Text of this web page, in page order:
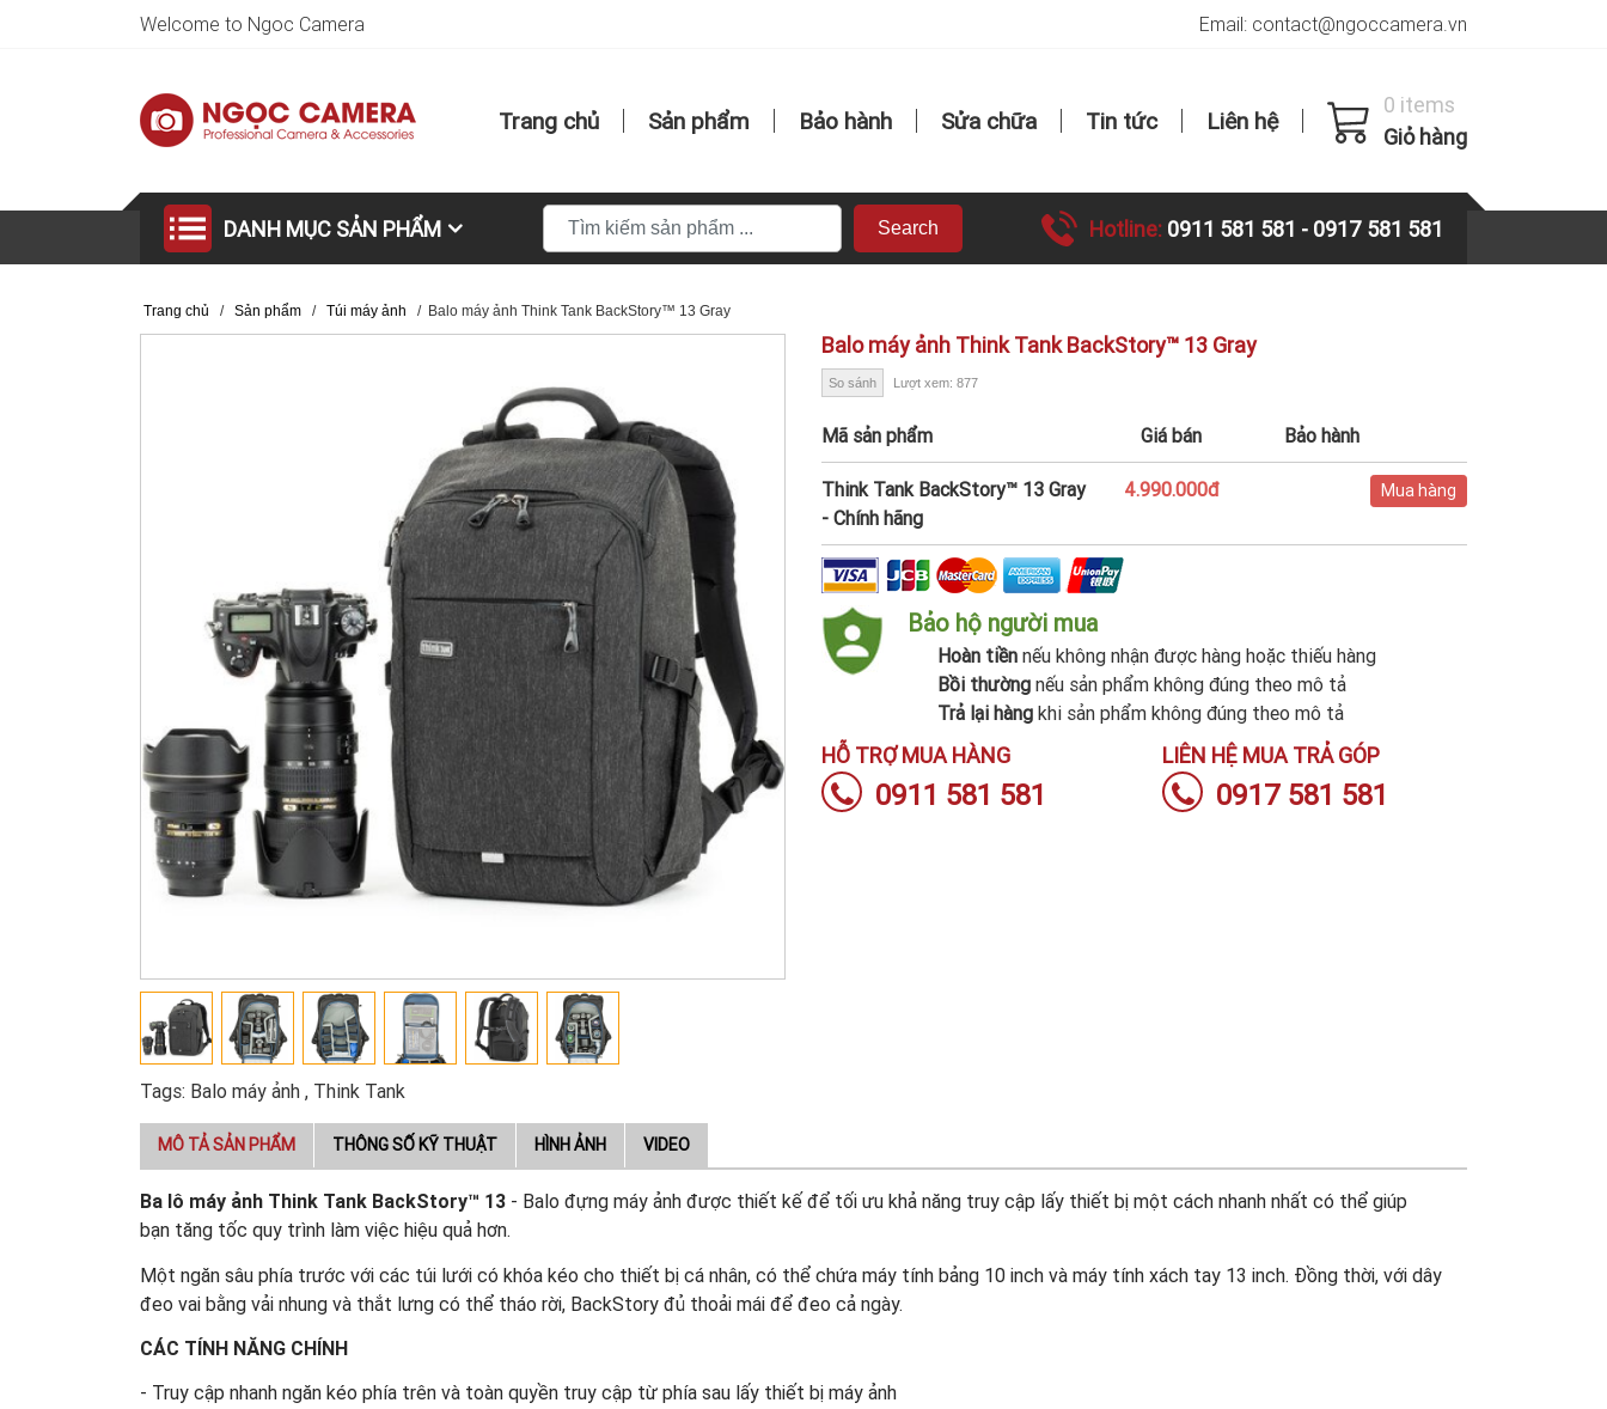
Welcome to Ngoc Camera Email: contact@ngoccamera.vn
Trang chủ Sản phẩm Bảo hành Sửa chữa Tin tức Liên hệ
0 items
Giỏ hàng
DANH MỤC SẢN PHẨM Search Hotline: 0911 581 581 - 0917 581 581
Trang chủ / Sản phẩm / Túi máy ảnh / Balo máy ảnh Think Tank BackStory™ 13 Gray
Tags: Balo máy ảnh , Think Tank
Balo máy ảnh Think Tank BackStory™ 13 Gray
So sánh Lượt xem: 877
Mã sản phẩm Giá bán Bảo hành
Think Tank BackStory™ 13 Gray
- Chính hãng
4.990.000đ Mua hàng
Bảo hộ người mua
Hoàn tiền nếu không nhận được hàng hoặc thiếu hàng
Bồi thường nếu sản phẩm không đúng theo mô tả
Trả lại hàng khi sản phẩm không đúng theo mô tả
HỖ TRỢ MUA HÀNG
0911 581 581
LIÊN HỆ MUA TRẢ GÓP
0917 581 581
MÔ TẢ SẢN PHẨM THÔNG SỐ KỸ THUẬT HÌNH ẢNH VIDEO
Ba lô máy ảnh Think Tank BackStory™ 13 - Balo đựng máy ảnh được thiết kế để tối ưu khả năng truy cập lấy thiết bị một cách nhanh nhất có thể giúp
bạn tăng tốc quy trình làm việc hiệu quả hơn.
Một ngăn sâu phía trước với các túi lưới có khóa kéo cho thiết bị cá nhân, có thể chứa máy tính bảng 10 inch và máy tính xách tay 13 inch. Đồng thời, với dây
đeo vai bằng vải nhung và thắt lưng có thể tháo rời, BackStory đủ thoải mái để đeo cả ngày.
CÁC TÍNH NĂNG CHÍNH
- Truy cập nhanh ngăn kéo phía trên và toàn quyền truy cập từ phía sau lấy thiết bị máy ảnh